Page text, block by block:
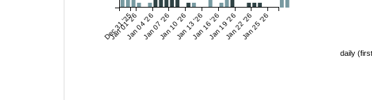
Dec 31 '25
Jan 01 '26Jan 04 '26Jan 07 '26Jan 10 '26Jan 13 '26Jan 16 '26Jan 19 '26Jan 22 '26Jan 25 '26
daily